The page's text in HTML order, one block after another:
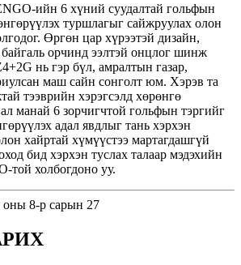
ийн 6 хүний ​​суудалтай гольфын
туршлагыг сайжруулах олон
Өргөн цар хүрээтэй дизайн,
байгаль орчинд ээлтэй онцлог шинж
нь гэр бүл, амралтын газар,
маш сайн сонголт юм. Хэрэв та
тээврийн хэрэгсэлд хөрөнгө
манай 6 зорчигчтой гольфын тэргийг
адал явдлыг тань хэрхэн
хайртай хүмүүстээ мартагдашгүй
бид хэрхэн туслах талаар мэдэхийн
той холбогдоно уу.
оны 8-р сарын 27